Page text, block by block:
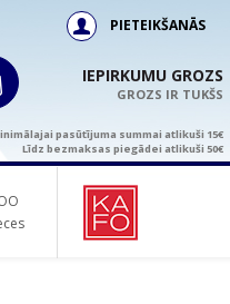
PIETEIKŠANĀS
IEPIRKUMU GROZS
GROZS IR TUKŠS
pasūtījuma summai atlikuši 15€
Līdz bezmaksas piegādei atlikuši 50€